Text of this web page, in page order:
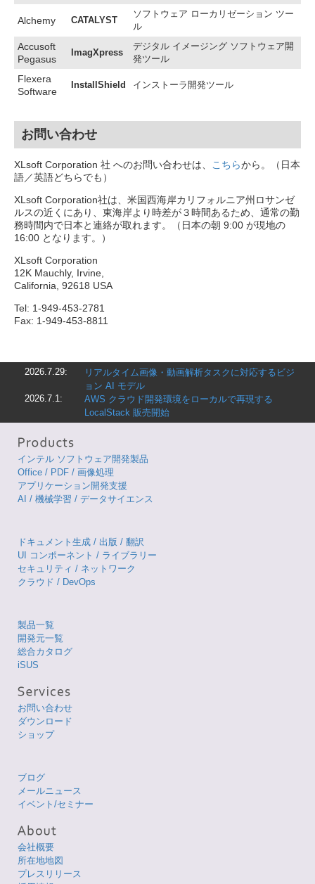
Alchemy CATALYST
ソフトウェア ローカリゼーション ツー
ル
Accusoft
Pegasus
ImagXpress
デジタル イメージング ソフトウェア開
発ツール
Flexera
Software
InstallShield インストーラ開発ツール
お問い合わせ
XLsoft Corporation 社 へのお問い合わせは、 こちらから。（日本
語／英語どちらでも）
XLsoft Corporation社は、米国西海岸カリフォルニア州ロサンゼ
ルスの近くにあり、東海岸より時差が３時間あるため、通常の勤
務時間内で日本と連絡が取れます。（日本の朝 9:00 が現地の
16:00 となります。）
XLsoft Corporation
12K Mauchly, Irvine,
California, 92618 USA
Tel: 1-949-453-2781
Fax: 1-949-453-8811
2026.7.29:
リアルタイム画像・動画解析タスクに対応するビジ
ョン AI モデル
2026.7.1:
AWS クラウド開発環境をローカルで再現する
LocalStack 販売開始
インテル ソフトウェア開発製品
Office / PDF / 画像処理
アプリケーション開発支援
AI / 機械学習 / データサイエンス
ドキュメント生成 / 出版 / 翻訳
UI コンポーネント / ライブラリー
セキュリティ / ネットワーク
クラウド / DevOps
製品一覧
開発元一覧
総合カタログ
iSUS
お問い合わせ
ダウンロード
ショップ
ブログ
メールニュース
イベント/セミナー
会社概要
所在地地図
プレスリリース